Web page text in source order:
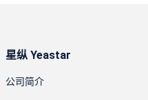
星纵 Yeastar
公司简介